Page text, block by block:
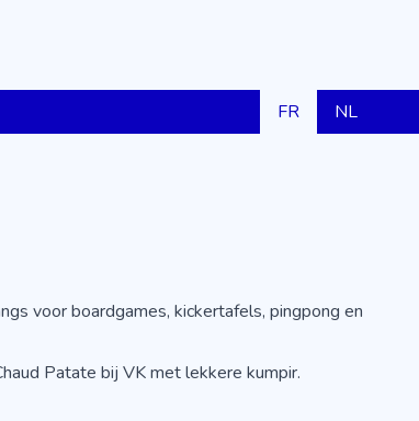
FR NL
voor boardgames, kickertafels, pingpong en
Patate bij VK met lekkere kumpir.